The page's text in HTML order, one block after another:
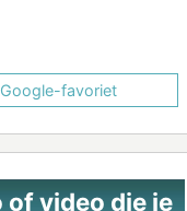
favoriet
of video die je